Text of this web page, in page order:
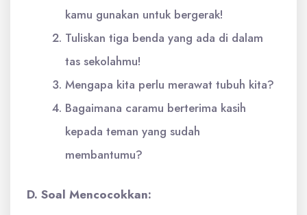
kamu gunakan untuk bergerak!
Tuliskan tiga benda yang ada di dalam
tas sekolahmu!
Mengapa kita perlu merawat tubuh kita?
Bagaimana caramu berterima kasih
kepada teman yang sudah
membantumu?
D. Soal Mencocokkan: